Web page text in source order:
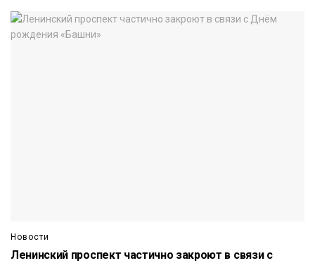
Новости
Ленинский проспект частично закроют в связи с